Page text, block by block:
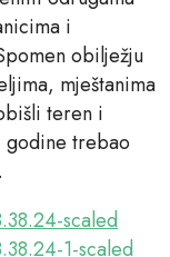
i
obilježju
mještanima
teren i
trebao